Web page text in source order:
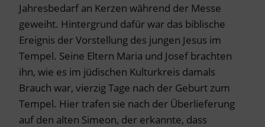
Jahresbedarf an Kerzen während der Messe
geweiht. Hintergrund dafür war das biblische
Ereignis der Vorstellung des jungen Jesus im
Tempel. Seine Eltern Maria und Josef brachten
ihn, wie es im jüdischen Kulturkreis damals
Brauch war, vierzig Tage nach der Geburt zum
Tempel. Hier trafen sie nach der Überlieferung
auf den alten Simeon, der erkannte, dass